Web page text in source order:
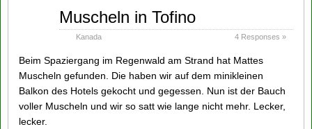
Muscheln in Tofino
Kanada 4 Responses »
Beim Spaziergang im Regenwald am Strand hat Mattes
Muscheln gefunden. Die haben wir auf dem minikleinen
Balkon des Hotels gekocht und gegessen. Nun ist der Bauch
voller Muscheln und wir so satt wie lange nicht mehr. Lecker,
lecker.